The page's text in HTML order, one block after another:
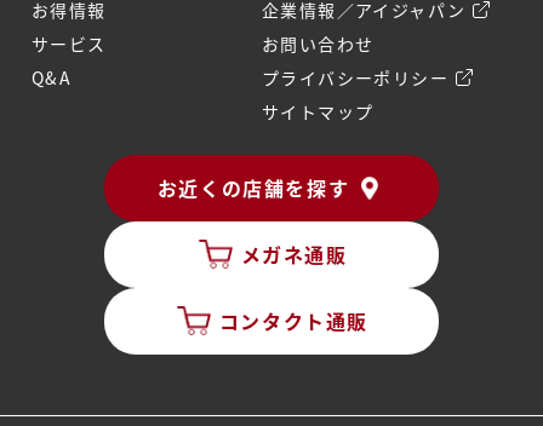
お得情報
サービス
Q&A
企業情報／アイジャパン
お問い合わせ
プライバシーポリシー
サイトマップ
お近くの店舗を探す
メガネ通販
コンタクト通販